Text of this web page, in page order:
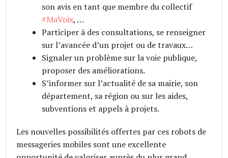
son avis en tant que membre du collectif
#MaVoix, …
Participer à des consultations, se renseigner
sur l’avancée d’un projet ou de travaux…
Signaler un problème sur la voie publique,
proposer des améliorations.
S’informer sur l’actualité de sa mairie, son
département, sa région ou sur les aides,
subventions et appels à projets.
Les nouvelles possibilités offertes par ces robots de
messageries mobiles sont une excellente